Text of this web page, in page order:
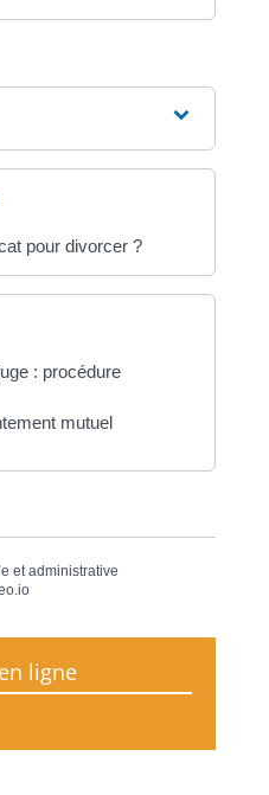
pour divorcer ?
: procédure
mutuel
et administrative
ligne